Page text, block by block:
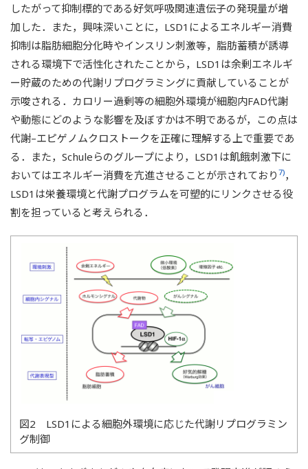
したがって抑制標的である好気呼吸関連遺伝子の発現量が増
加した．また，興味深いことに，LSD1によるエネルギー消費
抑制は脂肪細胞分化時やインスリン刺激等，脂肪蓄積が誘導
される環境下で活性化されたことから，LSD1は余剰エネルギ
ー貯蔵のための代謝リプログラミングに貢献していることが
示唆される．カロリー過剰等の細胞外環境が細胞内FAD代謝
や動態にどのような影響を及ぼすかは不明であるが，この点は
代謝–エピゲノムクロストークを正確に理解する上で重要であ
る．また，Schuleらのグループにより，LSD1は飢餓刺激下に
おいてはエネルギー消費を亢進させることが示されており 7)，
LSD1は栄養環境と代謝プログラムを可塑的にリンクさせる役
割を担っていると考えられる．
図2 LSD1による細胞外環境に応じた代謝リプログラミン
グ制御